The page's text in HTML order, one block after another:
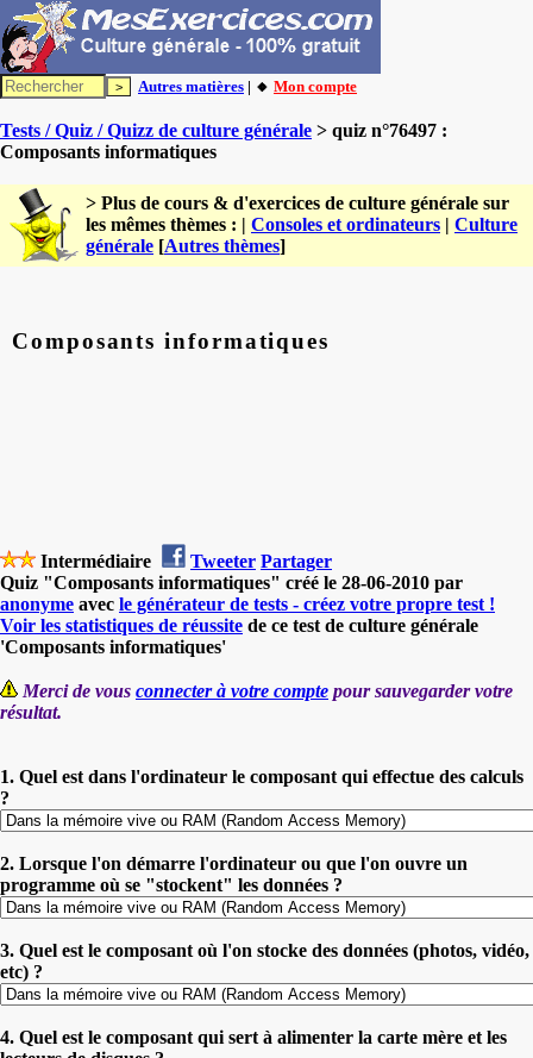
Autres matières | 🔸 Mon compte
Tests / Quiz / Quizz de culture générale > quiz n°76497 :
Composants informatiques
> Plus de cours & d'exercices de culture générale sur
les mêmes thèmes : | Consoles et ordinateurs | Culture
générale [Autres thèmes]
Composants informatiques
Intermédiaire Tweeter Partager
Quiz "Composants informatiques" créé le 28-06-2010 par
anonyme avec le générateur de tests - créez votre propre test !
Voir les statistiques de réussite de ce test de culture générale
'Composants informatiques'
Merci de vous connecter à votre compte pour sauvegarder votre
résultat.
1. Quel est dans l'ordinateur le composant qui effectue des calculs
?
2. Lorsque l'on démarre l'ordinateur ou que l'on ouvre un
programme où se "stockent" les données ?
3. Quel est le composant où l'on stocke des données (photos, vidéo,
etc) ?
4. Quel est le composant qui sert à alimenter la carte mère et les